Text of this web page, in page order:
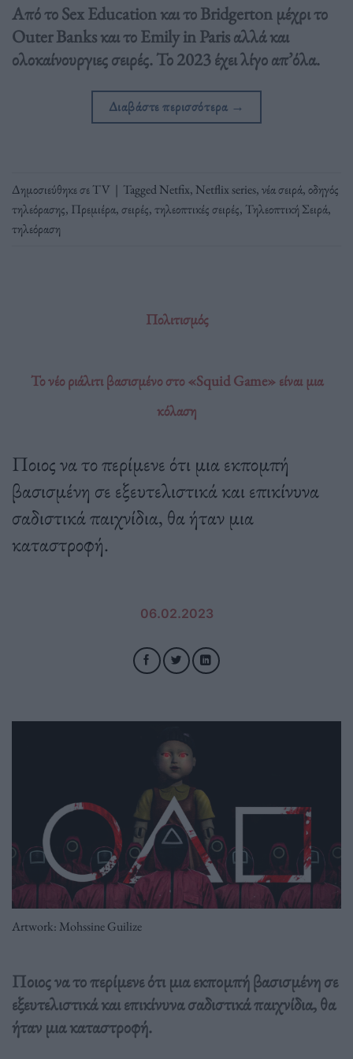
Από το Sex Education και το Bridgerton μέχρι το
Outer Banks και το Emily in Paris αλλά και
ολοκαίνουργιες σειρές. Το 2023 έχει λίγο απ’όλα.
Διαβάστε περισσότερα →
Δημοσιεύθηκε σεTV | TaggedNetfix, Netflix series,νέα σειρά,οδηγός
τηλεόρασης, Πρεμιέρα,σειρές,τηλεοπτικές σειρές, Τηλεοπτική Σειρά,
τηλεόραση
Πολιτισμός
Το νέο ριάλιτι βασισμένο στο «Squid Game» είναι μια
κόλαση
Ποιος να το περίμενε ότι μια εκπομπή
βασισμένη σε εξευτελιστικά και επικίνυνα
σαδιστικά παιχνίδια, θα ήταν μια
καταστροφή.
06.02.2023
Artwork: Mohssine Guilize
Ποιος να το περίμενε ότι μια εκπομπή βασισμένη σε
εξευτελιστικά και επικίνυνα σαδιστικά παιχνίδια, θα
ήταν μια καταστροφή.